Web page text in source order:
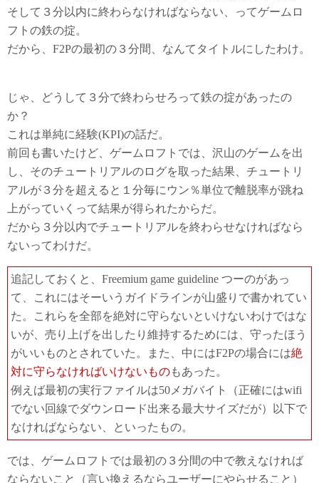
そして３分以内に終わらなければならない、ってゲームロ
フトの鉄の掟。
だから、F2Pの最初の３分間、なんてタイトルにしたわけ。
じゃ、どうして３分で終わらせろって鉄の掟があったの
か？
これは単純に経験(KPI)の話だ。
前回も書いたけど、ゲームロフトでは、沢山のゲームを出
し、そのチュートリアルのログを取った結果、チュートリ
アルが３分を超えると１分毎にウン％単位で離脱率が跳ね
上がっていくって結果が得られたからだ。
だから３分以内でチュートリアルを終わらせなければなら
ないってわけだ。
追記しておくと、Freemium game guideline つーのがあっ
て、これにはそーいうガイドラインが山盛りで書かれてい
た。これらを全部を絶対に守らないといけないわけではな
いが、売り上げを出したり維持するためには、守ったほう
がいいものとされていた。また、中にはF2Pの場合には絶
対に守らなければいけないものもあった。
例えば最初の実行ファイルは50メガバイト（正確にはwifi
でない回線でダウンロード出来る最大サイズだが）以下で
なければならない、といったもの。
では、ゲームロフトでは最初の３分間の中で教えなければ
ならないこと（言い換えるならユーザーにやらせること）